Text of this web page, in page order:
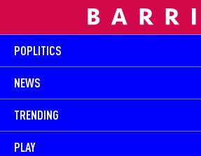
POPLITICS
NEWS
TRENDING
PLAY